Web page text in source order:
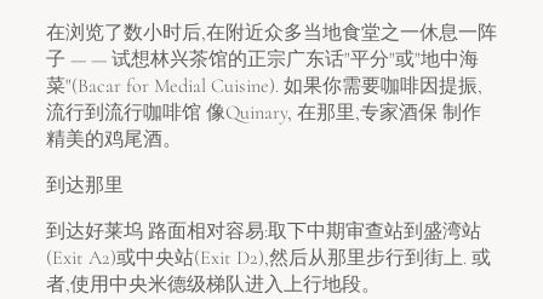
在浏览了数小时后,在附近众多当地食堂之一休息一阵
子 — — 试想林兴茶馆的正宗广东话"平分"或"地中海
菜"(Bacar for Medial Cuisine). 如果你需要咖啡因提振,
流行到流行咖啡馆 像Quinary, 在那里,专家酒保 制作
精美的鸡尾酒。
到达那里
到达好莱坞 路面相对容易:取下中期审查站到盛湾站
(Exit A2)或中央站(Exit D2),然后从那里步行到街上. 或
者,使用中央米德级梯队进入上行地段。